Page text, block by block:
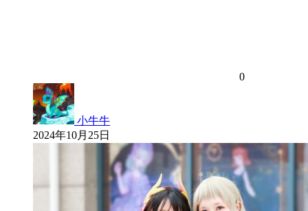
0
小牛牛
2024年10月25日